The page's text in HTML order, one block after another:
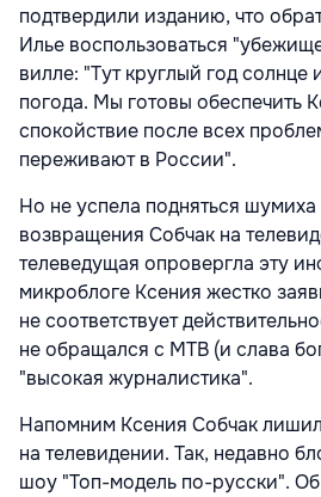
подтвердили изданию, что
Илье воспользоваться
вилле: "Тут круглый год солнце
погода. Мы готовы обеспечить
спокойствие после всех
переживают в России".
Но не успела подняться
возвращения Собчак на
телеведущая опровергла эту
микроблоге Ксения жестко
не соответствует
не обращался с МТВ (и слава
"высокая журналистика".
Напомним Ксения Собчак
на телевидении. Так, недавно
шоу "Топ-модель по-русски".